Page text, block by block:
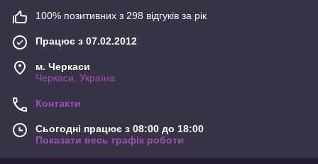
100% позитивних з 298 відгуків за рік
Працює з 07.02.2012
м. Черкаси
Черкаси, Україна
Контакти
Сьогодні працює з 08:00 до 18:00
Показати весь графік роботи